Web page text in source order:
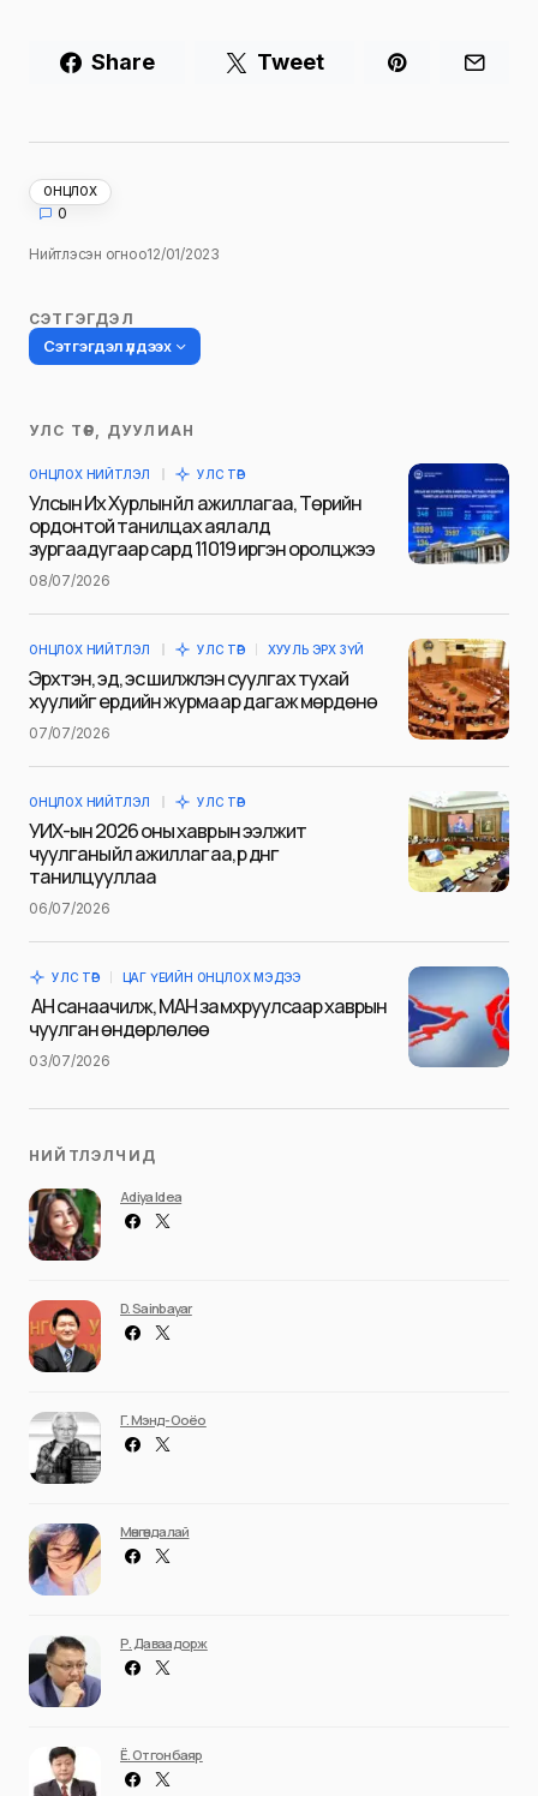
Share Tweet
ОНЦЛОХ
0
Нийтлэсэн огноо12/01/2023
СЭТГЭГДЭЛ
Сэтгэгдэл үлдээх
Таны имэйл хаягийг нийтлэхгүй.
тэмдэглэсэн
Сэтгэгдэл*
Name
time I comment.
Илгээх
УЛС ТӨР, ДУУЛИАН
ОНЦЛОХ НИЙТЛЭЛ УЛС ТӨР
Улсын Их Хурлын үйл ажиллагаа, Төрийн
ордонтой танилцах аялалд
зургаадугаар сард 11019 иргэн оролцжээ
08/07/2026
ОНЦЛОХ НИЙТЛЭЛ УЛС ТӨР ХУУЛЬ ЭРХ ЗҮЙ
Эрхтэн, эд, эс шилжүүлэн суулгах тухай
хуулийг ердийн журмаар дагаж мөрдөнө
07/07/2026
ОНЦЛОХ НИЙТЛЭЛ УЛС ТӨР
УИХ-ын 2026 оны хаврын ээлжит
чуулганы үйл ажиллагаа, үр дүнг
танилцууллаа
06/07/2026
УЛС ТӨР ЦАГ ҮЕИЙН ОНЦЛОХ МЭДЭЭ
АН санаачилж, МАН замхруулсаар хаврын
чуулган өндөрлөлөө
03/07/2026
НИЙТЛЭЛЧИД
Adiya Idea
D. Sainbayar
Г. Мэнд-Ооёо
Мөнгөндалай
Р. Даваадорж
Ё. Отгонбаяр